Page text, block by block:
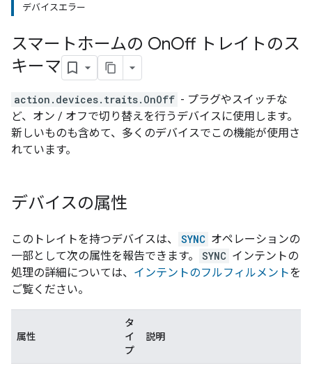
デバイスエラー
スマートホームの OnOff トレイトのス
キーマ
action.devices.traits.OnOff - プラグやスイッチな
ど、オン / オフで切り替えを行うデバイスに使用します。
新しいものも含めて、多くのデバイスでこの機能が使用さ
れています。
デバイスの属性
このトレイトを持つデバイスは、 SYNC オペレーションの
一部として次の属性を報告できます。
SYNC インテントの
処理の詳細については、 インテントのフルフィルメントを
ご覧ください。
属性
タ
イ
プ
説明